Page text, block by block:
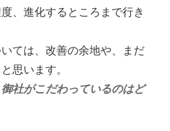
、進化するところまで行き
ては、改善の余地や、まだ
思います。
社がこだわっているのはど